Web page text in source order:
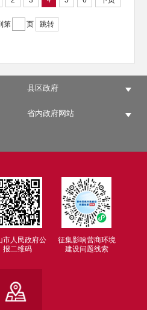
第 页 跳转
县区政府
省内政府网站
市人民政府公
报二维码
征集影响营商环境
建设问题线索